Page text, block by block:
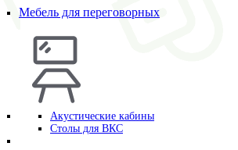
Мебель для переговорных
Акустические кабины
Столы для ВКС